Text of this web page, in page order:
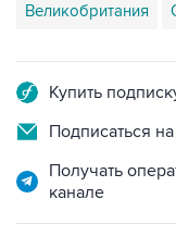
Великобритания
Купить
Подписаться
Получать
канале